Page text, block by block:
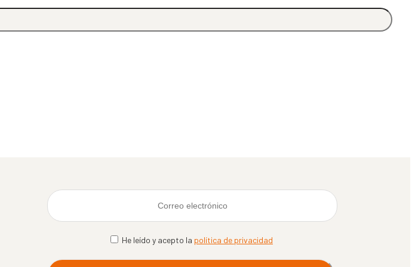
He leído y acepto la política de privacidad